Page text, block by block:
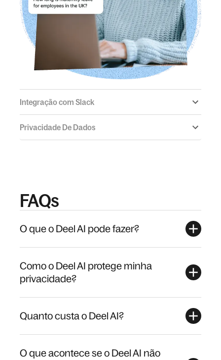
Integração com Slack
Privacidade De Dados
FAQs
O que o Deel AI pode fazer?
Como o Deel AI protege minha
privacidade?
Quanto custa o Deel AI?
O que acontece se o Deel AI não